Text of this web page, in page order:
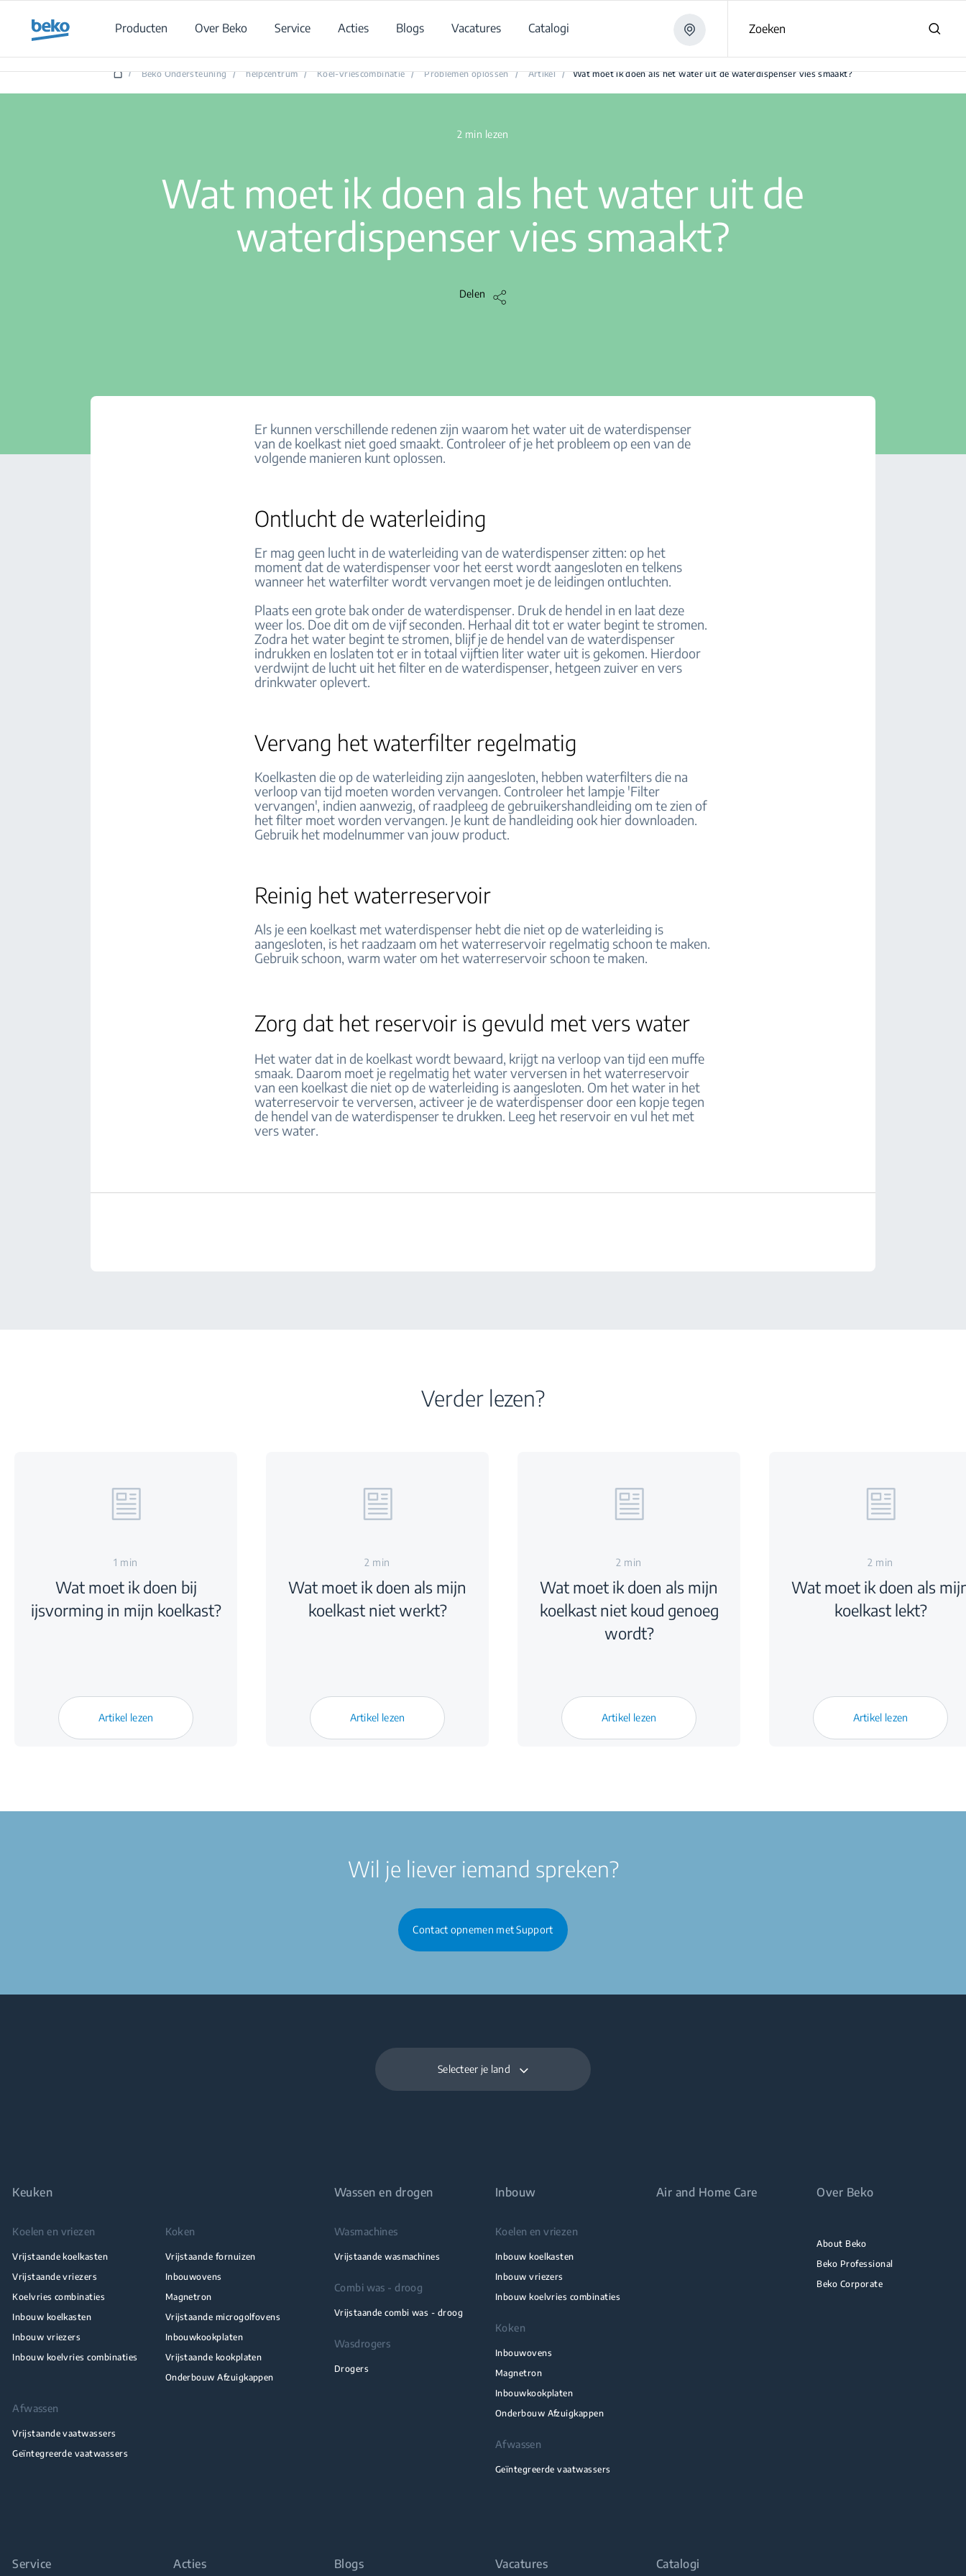
Producten
Over Beko Service Acties Blogs Vacatures Catalogi Zoeken
/ Beko Ondersteuning / helpcentrum / Koel-vriescombinatie / Problemen oplossen / Artikel / Wat moet ik doen als het water uit de waterdispenser vies smaakt?
2 min lezen
Wat moet ik doen als het water uit de
waterdispenser vies smaakt?
Delen
Wat moet ik doen als het water uit de waterdispenser vies smaakt?
Er kunnen verschillende redenen zijn waarom het water uit de waterdispenser
van de koelkast niet goed smaakt. Controleer of je het probleem op een van de
volgende manieren kunt oplossen.
Ontlucht de waterleiding
Er mag geen lucht in de waterleiding van de waterdispenser zitten: op het
moment dat de waterdispenser voor het eerst wordt aangesloten en telkens
wanneer het waterfilter wordt vervangen moet je de leidingen ontluchten.
Plaats een grote bak onder de waterdispenser. Druk de hendel in en laat deze
weer los. Doe dit om de vijf seconden. Herhaal dit tot er water begint te stromen.
Zodra het water begint te stromen, blijf je de hendel van de waterdispenser
indrukken en loslaten tot er in totaal vijftien liter water uit is gekomen. Hierdoor
verdwijnt de lucht uit het filter en de waterdispenser, hetgeen zuiver en vers
drinkwater oplevert.
Vervang het waterfilter regelmatig
Koelkasten die op de waterleiding zijn aangesloten, hebben waterfilters die na
verloop van tijd moeten worden vervangen. Controleer het lampje 'Filter
vervangen', indien aanwezig, of raadpleeg de gebruikershandleiding om te zien of
het filter moet worden vervangen. Je kunt de handleiding ook hier downloaden.
Gebruik het modelnummer van jouw product.
Reinig het waterreservoir
Als je een koelkast met waterdispenser hebt die niet op de waterleiding is
aangesloten, is het raadzaam om het waterreservoir regelmatig schoon te maken.
Gebruik schoon, warm water om het waterreservoir schoon te maken.
Zorg dat het reservoir is gevuld met vers water
Het water dat in de koelkast wordt bewaard, krijgt na verloop van tijd een muffe
smaak. Daarom moet je regelmatig het water verversen in het waterreservoir
van een koelkast die niet op de waterleiding is aangesloten. Om het water in het
waterreservoir te verversen, activeer je de waterdispenser door een kopje tegen
de hendel van de waterdispenser te drukken. Leeg het reservoir en vul het met
vers water.
Verder lezen?
1 min
Wat moet ik doen bij
ijsvorming in mijn koelkast?
Artikel lezen
2 min
Wat moet ik doen als mijn
koelkast niet werkt?
Artikel lezen
2 min
Wat moet ik doen als mijn
koelkast niet koud genoeg
wordt?
Artikel lezen
2 min
Wat moet ik doen als
koelkast lekt?
Artikel lezen
Wil je liever iemand spreken?
Contact opnemen met Support
Selecteer je land
Keuken
Koelen en vriezen
Vrijstaande koelkasten
Vrijstaande vriezers
Koelvries combinaties
Inbouw koelkasten
Inbouw vriezers
Inbouw koelvries combinaties
Koken
Vrijstaande fornuizen
Inbouwovens
Magnetron
Vrijstaande microgolfovens
Inbouwkookplaten
Vrijstaande kookplaten
Onderbouw Afzuigkappen
Afwassen
Vrijstaande vaatwassers
Geïntegreerde vaatwassers
Wassen en drogen
Wasmachines
Vrijstaande wasmachines
Combi was - droog
Vrijstaande combi was - droog
Wasdrogers
Drogers
Inbouw
Koelen en vriezen
Inbouw koelkasten
Inbouw vriezers
Inbouw koelvries combinaties
Koken
Inbouwovens
Magnetron
Inbouwkookplaten
Onderbouw Afzuigkappen
Afwassen
Geïntegreerde vaatwassers
Air and Home Care Over Beko
About Beko
Beko Professional
Beko Corporate
Service Acties Blogs Vacatures Catalogi